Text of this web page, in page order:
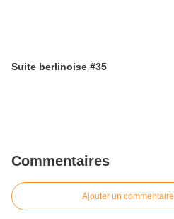
Suite berlinoise #35
Commentaires
Ajouter un commentaire